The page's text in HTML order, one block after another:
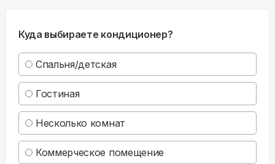
Куда выбираете кондиционер?
Спальня/детская
Гостиная
Несколько комнат
Коммерческое помещение